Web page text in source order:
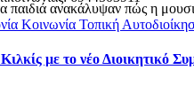
παιδιά ανακάλυψαν πώς η
Κοινωνία Τοπική
με το νέο Διοικητικό